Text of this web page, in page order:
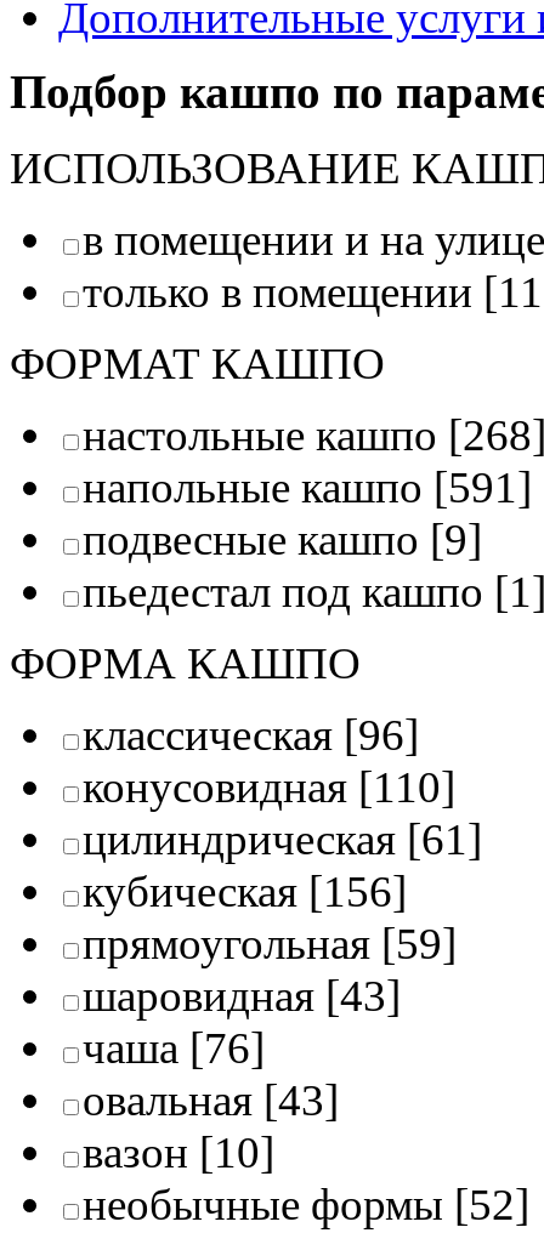
Дополнительные услуги
Подбор кашпо по
ИСПОЛЬЗОВАНИЕ
в помещении и на улице
только в помещении
ФОРМАТ КАШПО
настольные кашпо
напольные кашпо [591]
подвесные кашпо [9]
пьедестал под кашпо
ФОРМА КАШПО
классическая [96]
конусовидная [110]
цилиндрическая [61]
кубическая [156]
прямоугольная [59]
шаровидная [43]
чаша [76]
овальная [43]
вазон [10]
необычные формы [52]